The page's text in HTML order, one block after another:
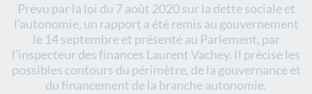
Prévu par la loi du 7 août 2020 sur la dette sociale et
l’autonomie, un rapport a été remis au gouvernement
le 14 septembre et présenté au Parlement, par
l’inspecteur des finances Laurent Vachey. Il précise les
possibles contours du périmètre, de la gouvernance et
du financement de la branche autonomie.